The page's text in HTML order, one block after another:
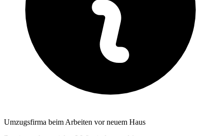
Umzugsfirma beim Arbeiten vor neuem Haus